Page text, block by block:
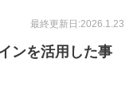
最終更新日:2026.1.23
ンを活用した事